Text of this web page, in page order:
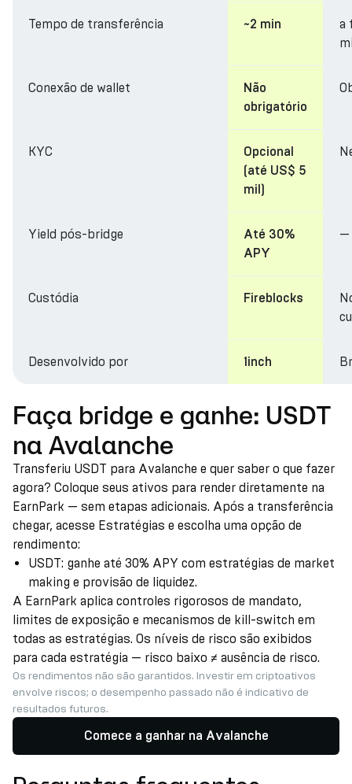
Tempo de transferência ~2 min
a
Conexão de wallet
Não
obrigatório
KYC
Opcional
(até US$ 5
mil)
Yield pós-bridge
Até 30%
APY
—
Custódia Fireblocks
Desenvolvido por 1inch
Faça bridge e ganhe: USDT
na Avalanche
Transferiu USDT para Avalanche e quer saber o que fazer
agora? Coloque seus ativos para render diretamente na
EarnPark — sem etapas adicionais. Após a transferência
chegar, acesse Estratégias e escolha uma opção de
rendimento:
USDT: ganhe até 30% APY com estratégias de market
making e provisão de liquidez.
A EarnPark aplica controles rigorosos de mandato,
limites de exposição e mecanismos de kill-switch em
todas as estratégias. Os níveis de risco são exibidos
para cada estratégia — risco baixo ≠ ausência de risco.
Os rendimentos não são garantidos. Investir em criptoativos
envolve riscos; o desempenho passado não é indicativo de
resultados futuros.
Comece a ganhar na Avalanche